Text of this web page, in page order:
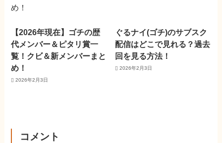
【2026年現在】ゴチの歴
代メンバー＆ピタリ賞一
覧！クビ＆新メンバーまと
め！
2026年2月3日
ぐるナイ(ゴチ)のサブスク
配信はどこで見れる？過去
回を見る方法！
2026年2月3日
コメント